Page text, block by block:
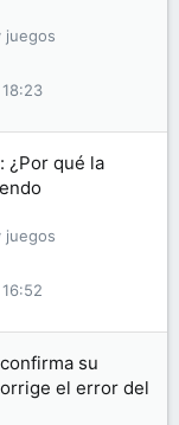
juegos
¿Por qué la
juegos
su
el error del